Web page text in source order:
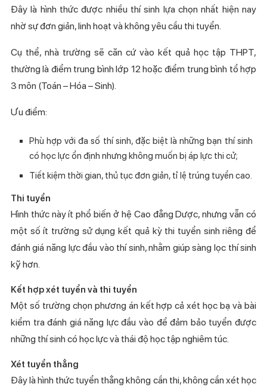
Đây là hình thức được nhiều thí sinh lựa chọn nhất hiện nay
nhờ sự đơn giản, linh hoạt và không yêu cầu thi tuyển.
Cụ thể, nhà trường sẽ căn cứ vào kết quả học tập THPT,
thường là điểm trung bình lớp 12 hoặc điểm trung bình tổ hợp
3 môn (Toán – Hóa – Sinh).
Ưu điểm:
Phù hợp với đa số thí sinh, đặc biệt là những bạn thí sinh
có học lực ổn định nhưng không muốn bị áp lực thi cử;
Tiết kiệm thời gian, thủ tục đơn giản, tỉ lệ trúng tuyển cao.
Thi tuyển
Hình thức này ít phổ biến ở hệ Cao đẳng Dược, nhưng vẫn có
một số ít trường sử dụng kết quả kỳ thi tuyển sinh riêng để
đánh giá năng lực đầu vào thí sinh, nhằm giúp sàng lọc thí sinh
kỹ hơn.
Kết hợp xét tuyển và thi tuyển
Một số trường chọn phương án kết hợp cả xét học bạ và bài
kiểm tra đánh giá năng lực đầu vào để đảm bảo tuyển được
những thí sinh có học lực và thái độ học tập nghiêm túc.
Xét tuyển thẳng
Đây là hình thức tuyển thẳng không cần thi, không cần xét học